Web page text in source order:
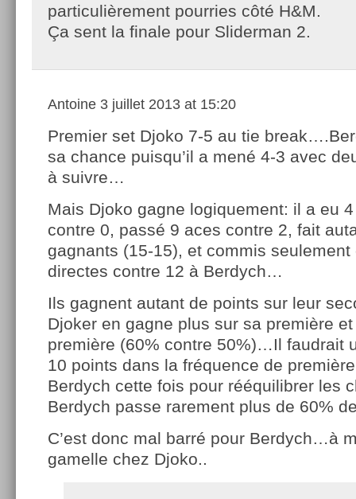
particulièrement pourries côté H&M.
Ça sent la finale pour Sliderman 2.
Antoine 3 juillet 2013 at 15:20
Premier set Djoko 7-5 au tie
sa chance puisqu’il a mené 4-3 avec
à suivre…
Mais Djoko gagne logiquement: il a eu
contre 0, passé 9 aces contre 2, fait
gagnants (15-15), et commis seulement
directes contre 12 à Berdych…
Ils gagnent autant de points sur leur
Djoker en gagne plus sur sa première
première (60% contre 50%)…Il faudrait
10 points dans la fréquence de
Berdych cette fois pour rééquilibrer les
Berdych passe rarement plus de 60%
C’est donc mal barré pour Berdych…à
gamelle chez Djoko..